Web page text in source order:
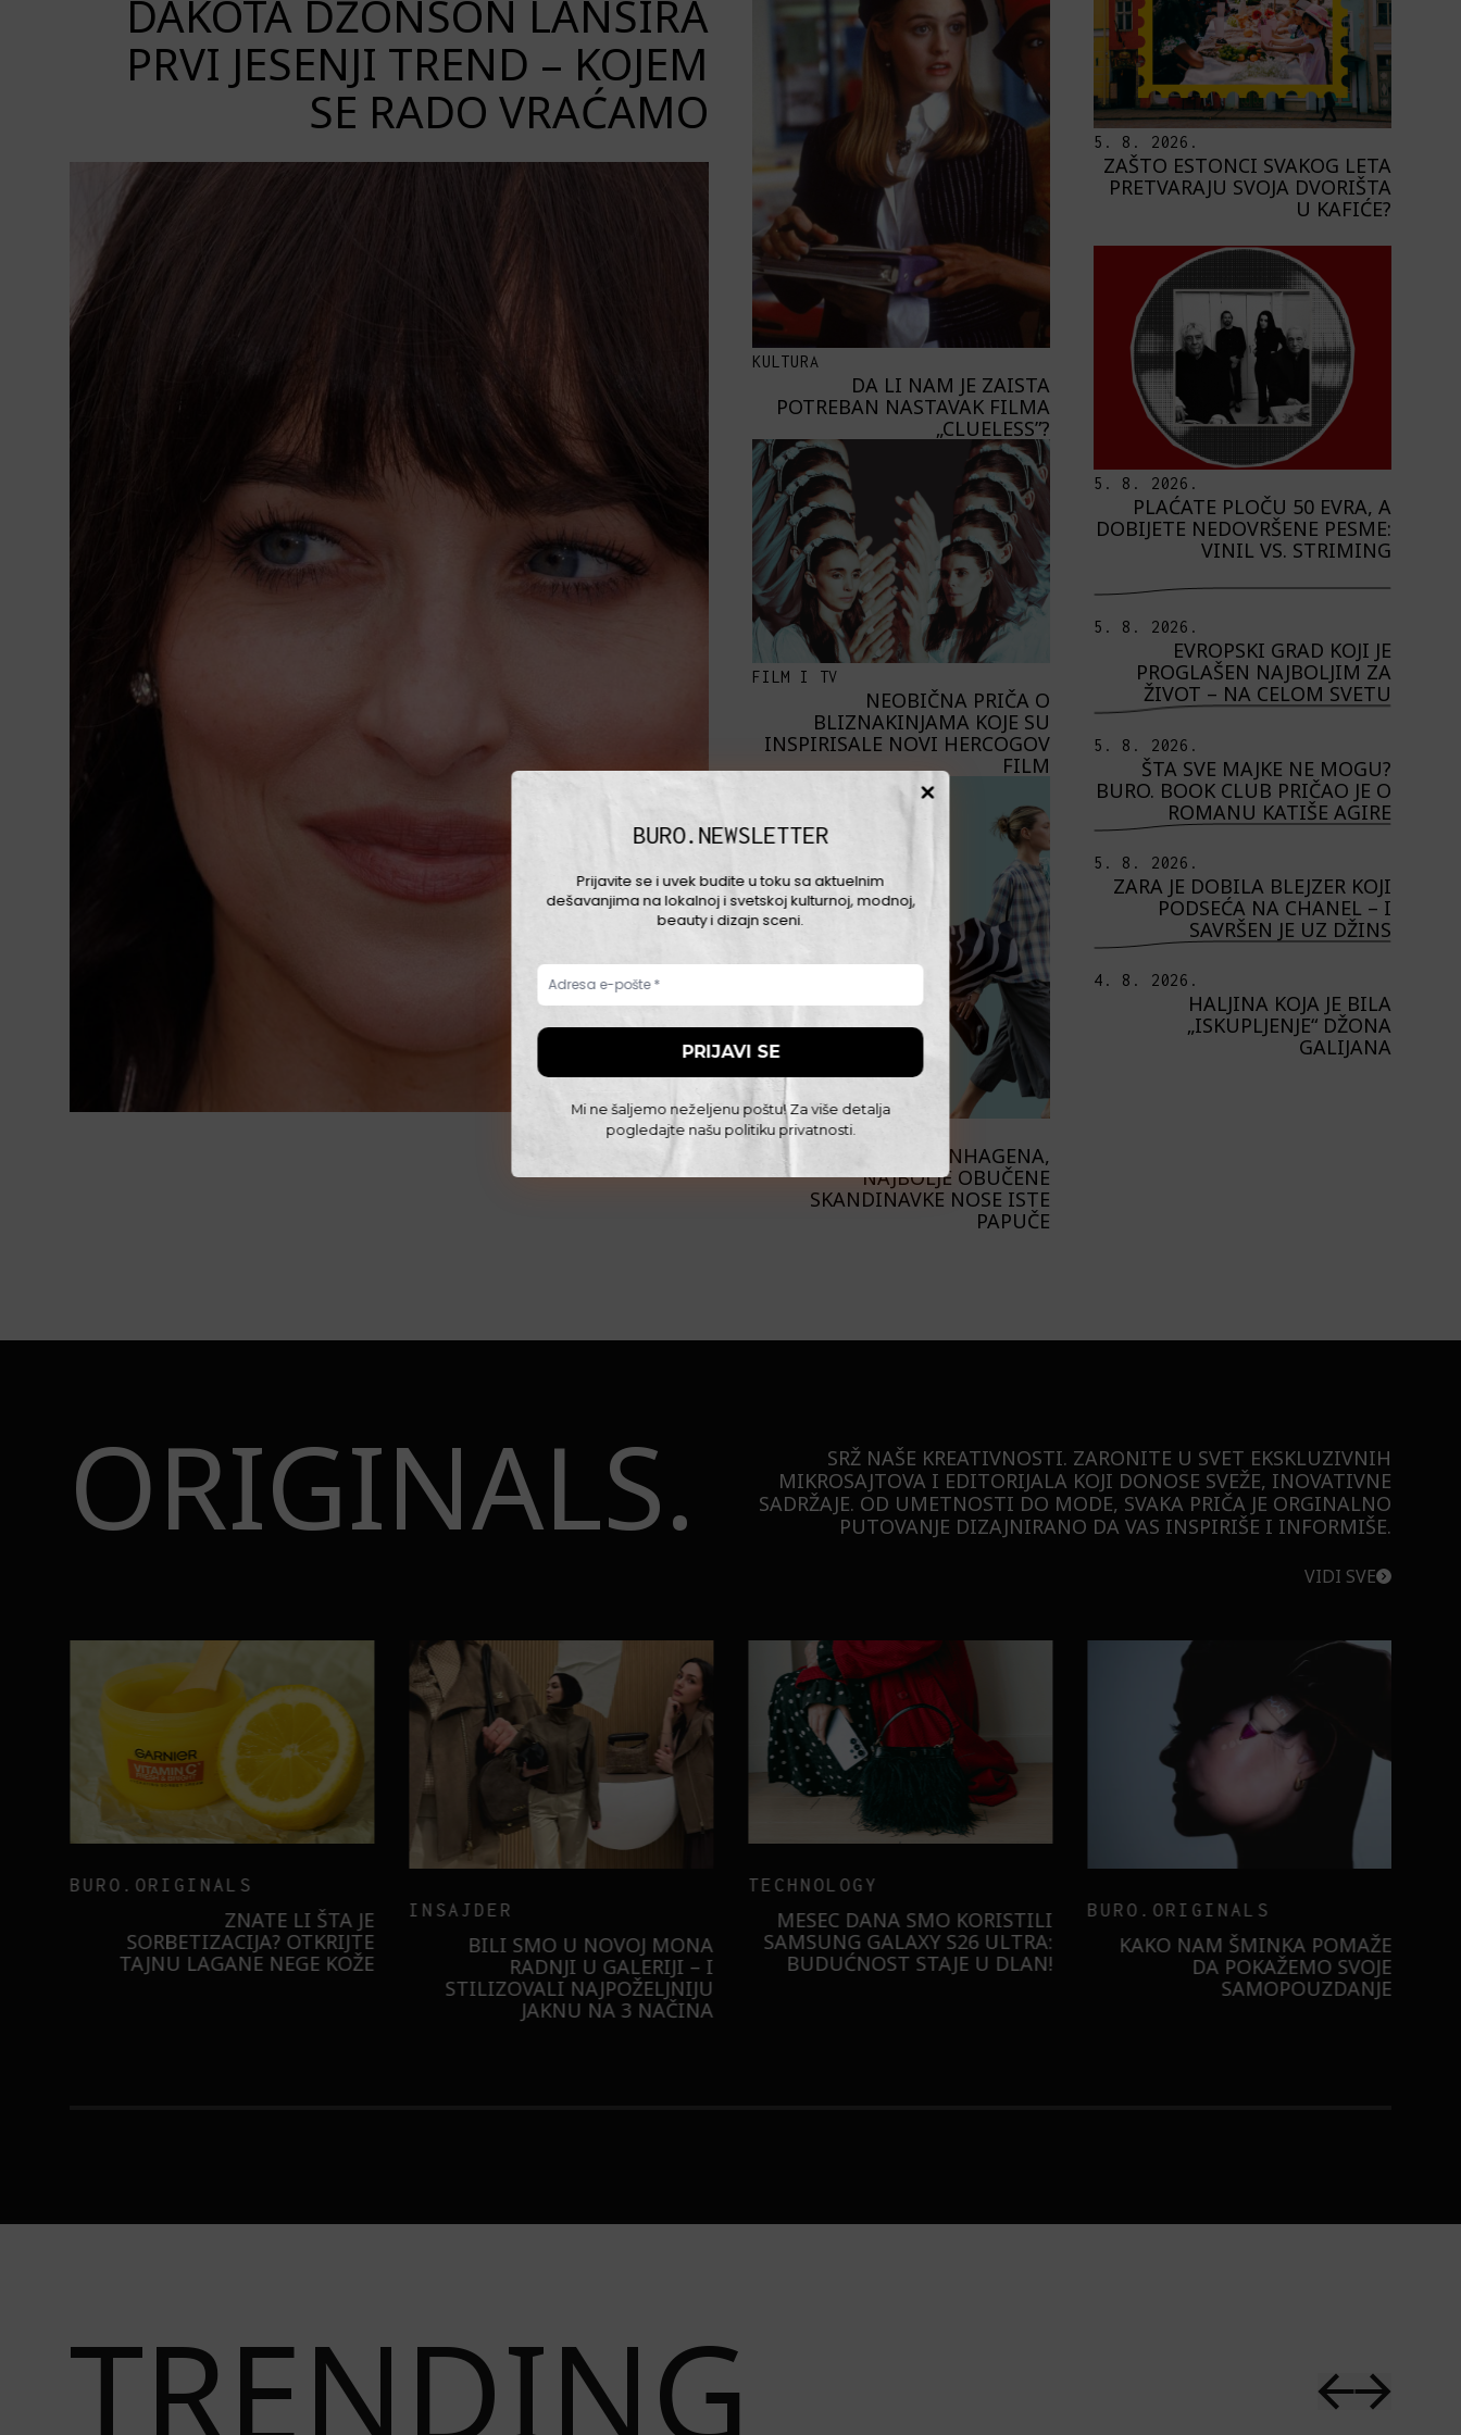
DAKOTA DŽONSON LANSIRA
PRVI JESENJI TREND – KOJEM
SE RADO VRAĆAMO
KULTURA
DA LI NAM JE ZAISTA
POTREBAN NASTAVAK FILMA
„CLUELESS”?
FILM I TV
NEOBIČNA PRIČA O
BLIZNAKINJAMA KOJE SU
INSPIRISALE NOVI HERCOGOV
FILM
STREET STYLE
NA ULICAMA KOPENHAGENA,
NAJBOLJE OBUČENE
SKANDINAVKE NOSE ISTE
PAPUČE
5. 8. 2026.
ZAŠTO ESTONCI SVAKOG LETA
PRETVARAJU SVOJA DVORIŠTA
U KAFIĆE?
5. 8. 2026.
PLAĆATE PLOČU 50 EVRA, A
DOBIJETE NEDOVRŠENE PESME:
VINIL VS. STRIMING
5. 8. 2026.
EVROPSKI GRAD KOJI JE
PROGLAŠEN NAJBOLJIM ZA
ŽIVOT – NA CELOM SVETU
5. 8. 2026.
ŠTA SVE MAJKE NE MOGU?
BURO. BOOK CLUB PRIČAO JE O
ROMANU KATIŠE AGIRE
5. 8. 2026.
ZARA JE DOBILA BLEJZER KOJI
PODSEĆA NA CHANEL – I
SAVRŠEN JE UZ DŽINS
4. 8. 2026.
HALJINA KOJA JE BILA
„ISKUPLJENJE“ DŽONA
GALIJANA
ORIGINALS.
SRŽ NAŠE KREATIVNOSTI. ZARONITE U SVET EKSKLUZIVNIH
MIKROSAJTOVA I EDITORIJALA KOJI DONOSE SVEŽE, INOVATIVNE
SADRŽAJE. OD UMETNOSTI DO MODE, SVAKA PRIČA JE ORGINALNO
PUTOVANJE DIZAJNIRANO DA VAS INSPIRIŠE I INFORMIŠE.
VIDI SVE
BURO.ORIGINALS
ZNATE LI ŠTA JE
SORBETIZACIJA? OTKRIJTE
TAJNU LAGANE NEGE KOŽE
INSAJDER
BILI SMO U NOVOJ MONA
RADNJI U GALERIJI – I
STILIZOVALI NAJPOŽELJNIJU
JAKNU NA 3 NAČINA
TECHNOLOGY
MESEC DANA SMO KORISTILI
SAMSUNG GALAXY S26 ULTRA:
BUDUĆNOST STAJE U DLAN!
BURO.ORIGINALS
KAKO NAM ŠMINKA POMAŽE
DA POKAŽEMO SVOJE
SAMOPOUZDANJE
TRENDING
BURO.NEWSLETTER
Prijavite se i uvek budite u toku sa aktuelnim
dešavanjima na lokalnoj i svetskoj kulturnoj, modnoj,
beauty i dizajn sceni.
Mi ne šaljemo neželjenu poštu! Za više detalja
pogledajte našu politiku privatnosti.